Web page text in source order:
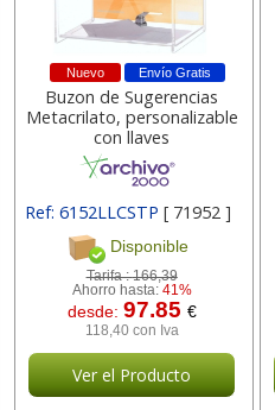
Envío Gratis
Nuevo
Buzon de Sugerencias
Metacrilato, personalizable
con llaves
Ref: 6152LLCSTP[ 71952 ]
Disponible
Tarifa :166,39
Ahorro hasta: 41%
desde: 97.85 €
118,40 con Iva
Ver el Producto